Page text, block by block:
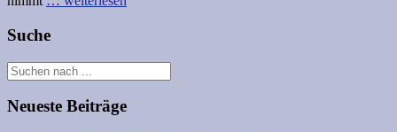
Suche
Neueste Beiträge